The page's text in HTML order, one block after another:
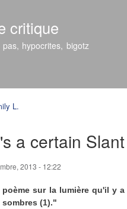
critique
hypocrites, bigotz
L.
a certain
2013 - 12:22
sur la lumière qu'il y
(1)."